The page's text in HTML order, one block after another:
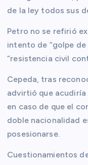
de la ley todos sus
Petro no se refirió
intento de “golpe
“resistencia civil
Cepeda, tras
advirtió que acudiría
en caso de que el
doble nacionalidad
posesionarse.
Cuestionamientos